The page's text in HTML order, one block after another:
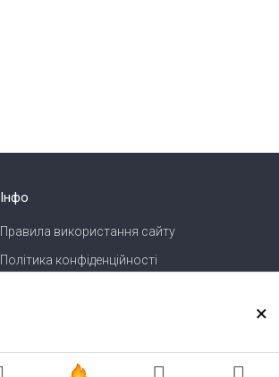
Інфо
Правила використання сайту
Політика конфіденційності
×